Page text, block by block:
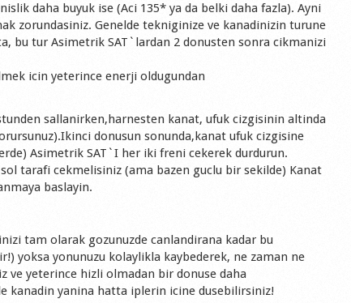
daha buyuk ise (Aci 135* ya da belki daha fazla). Ayni
zorundasiniz. Genelde tekniginize ve kanadinizin turune
bu tur Asimetrik SAT`lardan 2 donusten sonra cikmanizi
icin yeterince enerji oldugundan
sallanirken,harnesten kanat, ufuk cizgisinin altinda
donusun sonunda,kanat ufuk cizgisine
Asimetrik SAT`I her iki freni cekerek durdurun.
tarafi cekmelisiniz (ama bazen guclu bir sekilde) Kanat
baslayin.
tam olarak gozunuzde canlandirana kadar bu
yoksa yonunuzu kolaylikla kaybederek, ne zaman ne
ve yeterince hizli olmadan bir donuse daha
kanadin yanina hatta iplerin icine dusebilirsiniz!